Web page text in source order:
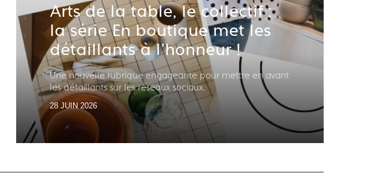
Arts de la table, le collectif :
la série En boutique met les
détaillants à l'honneur !
Une nouvelle rubrique engageante pour mettre en avant
les détaillants sur les réseaux sociaux.
28 JUIN 2026